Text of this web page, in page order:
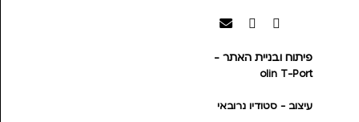
פיתוח ובניית האתר -
T-Port
olin
עיצוב - סטודיו נרובאי